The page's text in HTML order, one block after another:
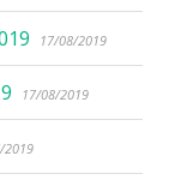
17/08/2019
17/08/2019
2019